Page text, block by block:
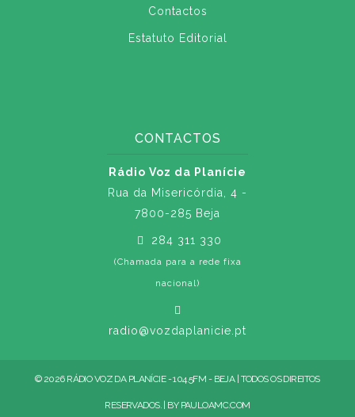
Contactos
Estatuto Editorial
CONTACTOS
Rádio Voz da Planície
Rua da Misericórdia, 4 -
7800-285 Beja
284 311 330
(Chamada para a rede fixa
nacional)
radio@vozdaplanicie.pt
© 2026 RÁDIO VOZ DA PLANÍCIE - 104.5FM - BEJA | TODOS OS DIREITOS
RESERVADOS. | BY PAULOAMC.COM